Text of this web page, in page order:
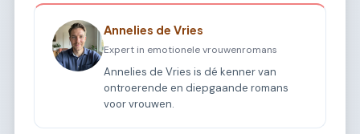
Annelies de Vries
Expert in emotionele vrouwenromans
Annelies de Vries is dé kenner van
ontroerende en diepgaande romans
voor vrouwen.